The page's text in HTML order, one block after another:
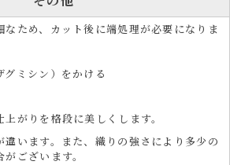
ため、カット後に端処理が必要になりま
グミシン）をかける
がりを格段に美しくします。
います。また、織りの強さにより多少の
ございます。